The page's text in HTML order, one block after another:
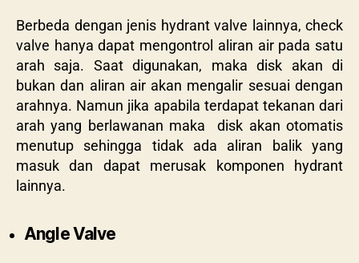
Berbeda dengan jenis hydrant valve lainnya, check
valve hanya dapat mengontrol aliran air pada satu
arah saja. Saat digunakan, maka disk akan di
bukan dan aliran air akan mengalir sesuai dengan
arahnya. Namun jika apabila terdapat tekanan dari
arah yang berlawanan maka disk akan otomatis
menutup sehingga tidak ada aliran balik yang
masuk dan dapat merusak komponen hydrant
lainnya.
Angle Valve